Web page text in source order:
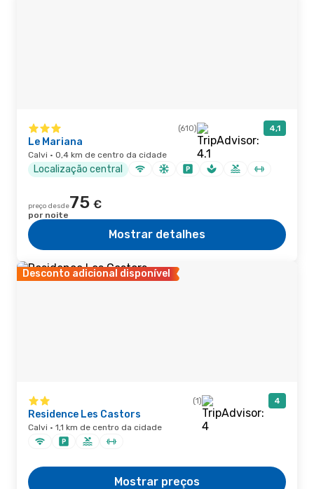
(610) 4,1
Le Mariana
Calvi · 0,4 km de centro da cidade
Localização central
preço desde75 €
por noite
Mostrar detalhes
Desconto adicional disponível
(1) 4
Residence Les Castors
Calvi · 1,1 km de centro da cidade
Mostrar preços